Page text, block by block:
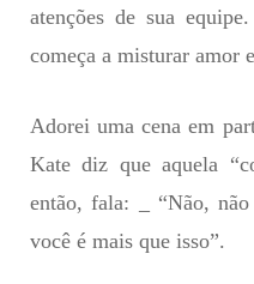
atenções de sua
começa a misturar amor
Adorei uma cena em
Kate diz que aquela
então, fala: _ “Não,
você é mais que isso”.